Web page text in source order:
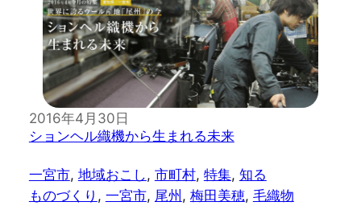
2016年4月30日
ションヘル織機から生まれる未来
一宮市, 地域おこし, 市町村, 特集, 知る
ものづくり , 一宮市, 尾州 , 梅田美穂, 毛織物